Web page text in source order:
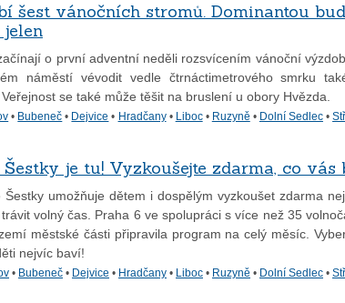
šest vánočních stromů. Dominantou
o první adventní neděli rozsvícením vánoční
náměstí vévodit vedle čtrnáctimetrového smrku
se také může těšit na bruslení u obory Hvězda.
• Bubeneč • Dejvice • Hradčany• Liboc• Ruzyně • Dolní Sedlec•
je tu! Vyzkoušejte zdarma, co vás
umožňuje dětem i dospělým vyzkoušet zdarma
volný čas. Praha 6 ve spolupráci s více než 35
městské části připravila program na celý měsíc.
nejvíc baví!
• Bubeneč • Dejvice • Hradčany • Liboc • Ruzyně • Dolní Sedlec •